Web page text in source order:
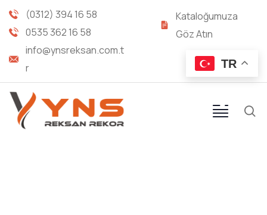
(0312) 394 16 58
0535 362 16 58
info@ynsreksan.com.t
r
Kataloğumuza
Göz Atın
TR